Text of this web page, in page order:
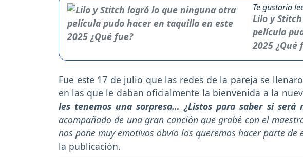
Te gustaría
Lilo y
película
2025 ¿Qué
Fue este 17 de julio que las redes de la pareja se
en las que le daban oficialmente la bienvenida a la
les tenemos una sorpresa… ¿Listos para saber si será
acompañado de una gran canción que grabé con el
nos pone muy emotivos obvio los queremos hacer parte de
la publicación.